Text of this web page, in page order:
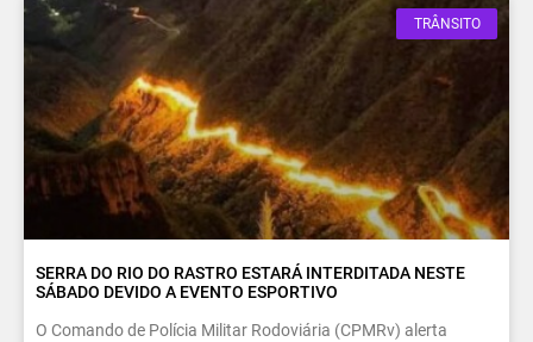
TRÂNSITO
SERRA DO RIO DO RASTRO ESTARÁ INTERDITADA NESTE
SÁBADO DEVIDO A EVENTO ESPORTIVO
O Comando de Polícia Militar Rodoviária (CPMRv) alerta